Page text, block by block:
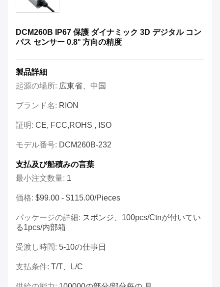
DCM260B IP67 保護 ダイナミック 3D デジタル コン
パス センサー 0.8° 方向の精度
製品詳細
起源の場所: 広東省、中国
ブランド名: RION
証明: CE, FCC,ROHS , ISO
モデル番号: DCM260B-232
支払及び船積みの言葉
最小注文数量: 1
価格: $99.00 - $115.00/Pieces
パッケージの詳細: スポンジ、100pcs/ctnが付いてい
る1pcs/内部箱
受渡し時間: 5-10の仕事日
支払条件: T/T、L/C